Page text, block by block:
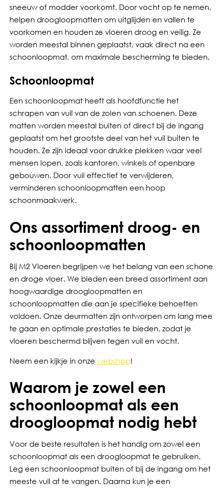
sneeuw of modder voorkomt. Door vocht op te nemen,
helpen droogloopmatten om uitglijden en vallen te
voorkomen en houden ze vloeren droog en veilig. Ze
worden meestal binnen geplaatst, vaak direct na een
schoonloopmat, om maximale bescherming te bieden.
Schoonloopmat
Een schoonloopmat heeft als hoofdfunctie het
schrapen van vuil van de zolen van schoenen. Deze
matten worden meestal buiten of direct bij de ingang
geplaatst om het grootste deel van het vuil buiten te
houden. Ze zijn ideaal voor drukke plekken waar veel
mensen lopen, zoals kantoren, winkels of openbare
gebouwen. Door vuil effectief te verwijderen,
verminderen schoonloopmatten een hoop
schoonmaakwerk.
Ons assortiment droog- en
schoonloopmatten
Bij M2 Vloeren begrijpen we het belang van een schone
en droge vloer. We bieden een breed assortiment aan
hoogwaardige droogloopmatten en
schoonloopmatten die aan je specifieke behoeften
voldoen. Onze deurmatten zijn ontworpen om lang mee
te gaan en optimale prestaties te bieden, zodat je
vloeren beschermd blijven tegen vuil en vocht.
Neem een kijkje in onze webshop!
Waarom je zowel een
schoonloopmat als een
droogloopmat nodig hebt
Voor de beste resultaten is het handig om zowel een
schoonloopmat als een droogloopmat te gebruiken.
Leg een schoonloopmat buiten of bij de ingang om het
meeste vuil af te vangen. Daarna kun je een